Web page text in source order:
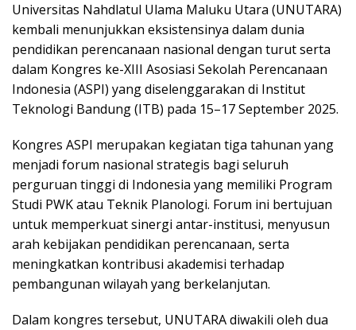
Universitas Nahdlatul Ulama Maluku Utara (UNUTARA)
kembali menunjukkan eksistensinya dalam dunia
pendidikan perencanaan nasional dengan turut serta
dalam Kongres ke-XIII Asosiasi Sekolah Perencanaan
Indonesia (ASPI) yang diselenggarakan di Institut
Teknologi Bandung (ITB) pada 15–17 September 2025.
Kongres ASPI merupakan kegiatan tiga tahunan yang
menjadi forum nasional strategis bagi seluruh
perguruan tinggi di Indonesia yang memiliki Program
Studi PWK atau Teknik Planologi. Forum ini bertujuan
untuk memperkuat sinergi antar-institusi, menyusun
arah kebijakan pendidikan perencanaan, serta
meningkatkan kontribusi akademisi terhadap
pembangunan wilayah yang berkelanjutan.
Dalam kongres tersebut, UNUTARA diwakili oleh dua